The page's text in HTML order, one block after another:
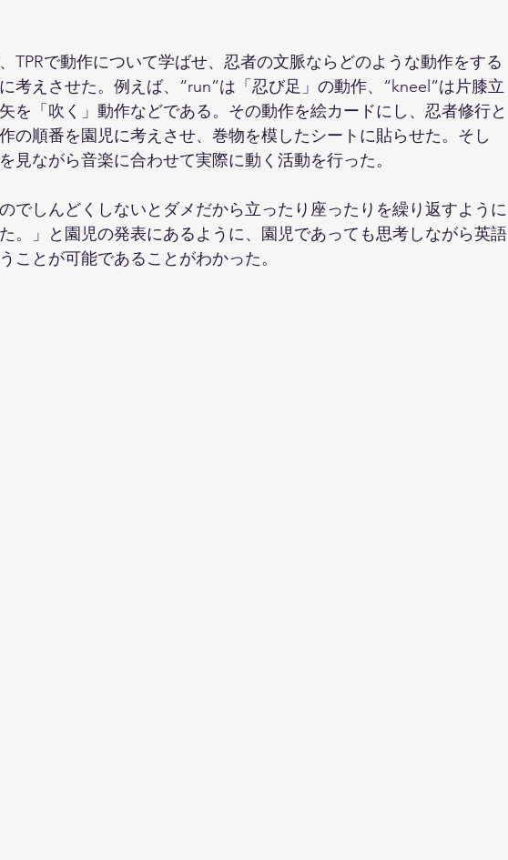
TPRで動作について学ばせ、忍者の文脈ならどのような動作をする
考えさせた。例えば、“run”は「忍び足」の動作、“kneel”は片膝立
を「吹く」動作などである。その動作を絵カードにし、忍者修行と
の順番を園児に考えさせ、巻物を模したシートに貼らせた。そし
見ながら音楽に合わせて実際に動く活動を行った。
のでしんどくしないとダメだから立ったり座ったりを繰り返すように
。」と園児の発表にあるように、園児であっても思考しながら英語
ことが可能であることがわかった。